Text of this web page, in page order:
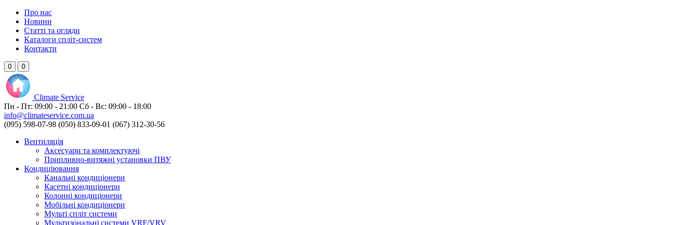
Про нас
Новини
Статті та огляди
Каталоги спліт-систем
Контакти
0 0
Climate Service
Пн - Пт: 09:00 - 21:00 Сб - Вс: 09:00 - 18:00
info@climateservice.com.ua
(095) 598-07-98 (050) 833-09-01 (067) 312-30-56
Вентиляція
Аксесуари та комплектуючі
Припливно-витяжні установки ПВУ
Кондиціювання
Канальні кондиціонери
Касетні кондиціонери
Колонні кондиціонери
Мобільні кондиціонери
Мульті спліт системи
Мультизональні системи VRF/VRV